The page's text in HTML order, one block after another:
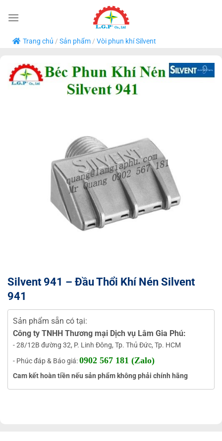
qua
dung
Trang chủ / Sản phẩm/ Vòi phun khí Silvent
Silvent 941 – Đầu Thổi Khí Nén Silvent
941
Sản phẩm sẵn có tại:
Công ty TNHH Thương mại Dịch vụ Lâm Gia Phú:
- 28/12B đường 32, P. Linh Đông, Tp. Thủ Đức, Tp. HCM
- Phúc đáp & Báo giá:0902 567 181 (Zalo)
Cam kết hoàn tiền nếu sản phẩm không phải chính hãng